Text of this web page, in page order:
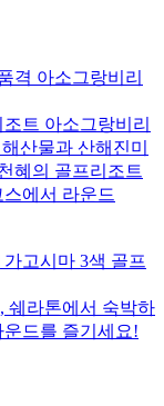
격 아소그랑비리
트 아소그랑비리
산물과 산해진미
혜의 골프리조트
에서 라운드
가고시마 3색 골프
쉐라톤에서 숙박하
드를 즐기세요!